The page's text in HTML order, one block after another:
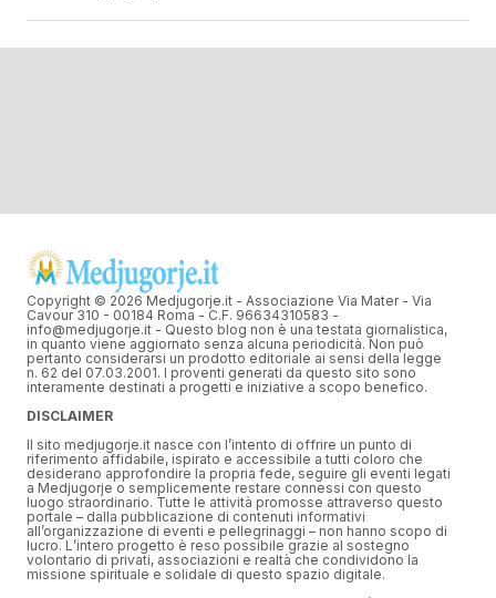
Copyright © 2026 Medjugorje.it - Associazione Via Mater - Via
Cavour 310 - 00184 Roma - C.F. 96634310583 -
info@medjugorje.it - Questo blog non è una testata giornalistica,
in quanto viene aggiornato senza alcuna periodicità. Non può
pertanto considerarsi un prodotto editoriale ai sensi della legge
n. 62 del 07.03.2001. I proventi generati da questo sito sono
interamente destinati a progetti e iniziative a scopo benefico.
DISCLAIMER
Il sito medjugorje.it nasce con l’intento di offrire un punto di
riferimento affidabile, ispirato e accessibile a tutti coloro che
desiderano approfondire la propria fede, seguire gli eventi legati
a Medjugorje o semplicemente restare connessi con questo
luogo straordinario. Tutte le attività promosse attraverso questo
portale – dalla pubblicazione di contenuti informativi
all’organizzazione di eventi e pellegrinaggi – non hanno scopo di
lucro. L’intero progetto è reso possibile grazie al sostegno
volontario di privati, associazioni e realtà che condividono la
missione spirituale e solidale di questo spazio digitale.